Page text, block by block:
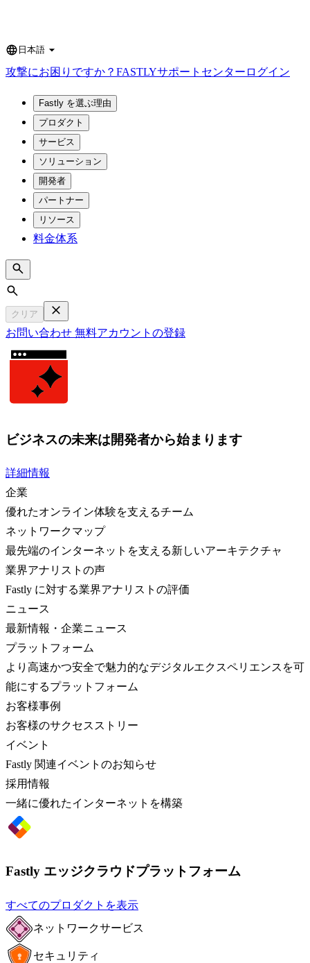
Language
日本語
攻撃にお困りですか？ FASTLYサポートセンター ログイン
Fastly を選ぶ理由
プロダクト
サービス
ソリューション
開発者
パートナー
リソース
料金体系
Search
クリア
お問い合わせ 無料アカウントの登録
ビジネスの未来は開発者から始まります
詳細情報
企業
優れたオンライン体験を支えるチーム
ネットワークマップ
最先端のインターネットを支える新しいアーキテクチャ
業界アナリストの声
Fastly に対する業界アナリストの評価
ニュース
最新情報・企業ニュース
プラットフォーム
より高速かつ安全で魅力的なデジタルエクスペリエンスを可
能にするプラットフォーム
お客様事例
お客様のサクセスストリー
イベント
Fastly 関連イベントのお知らせ
採用情報
一緒に優れたインターネットを構築
Fastly エッジクラウドプラットフォーム
すべてのプロダクトを表示
ネットワークサービス
セキュリティ